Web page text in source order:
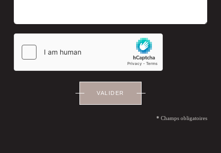
VALIDER
* Champs obligatoires